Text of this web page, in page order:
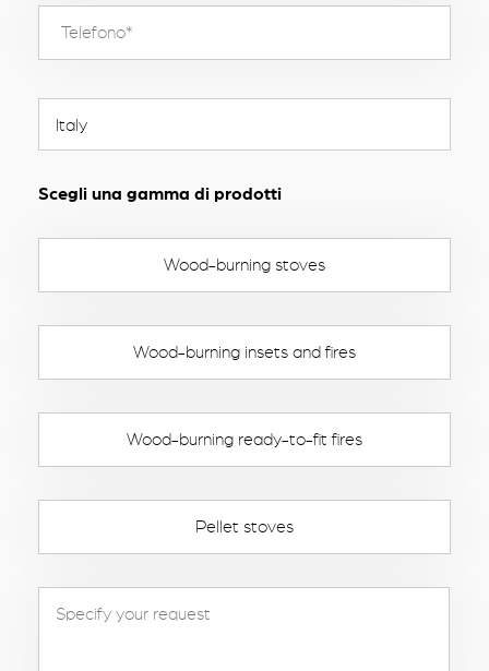
Scegli una gamma di prodotti
Wood-burning stoves
Wood-burning insets and fires
Wood-burning ready-to-fit fires
Pellet stoves